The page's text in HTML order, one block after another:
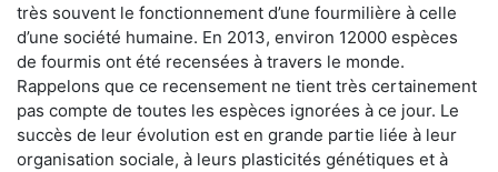
très souvent le fonctionnement d’une fourmilière à celle
d’une société humaine. En 2013, environ 12000 espèces
de fourmis ont été recensées à travers le monde.
Rappelons que ce recensement ne tient très certainement
pas compte de toutes les espèces ignorées à ce jour. Le
succès de leur évolution est en grande partie liée à leur
organisation sociale, à leurs plasticités génétiques et à